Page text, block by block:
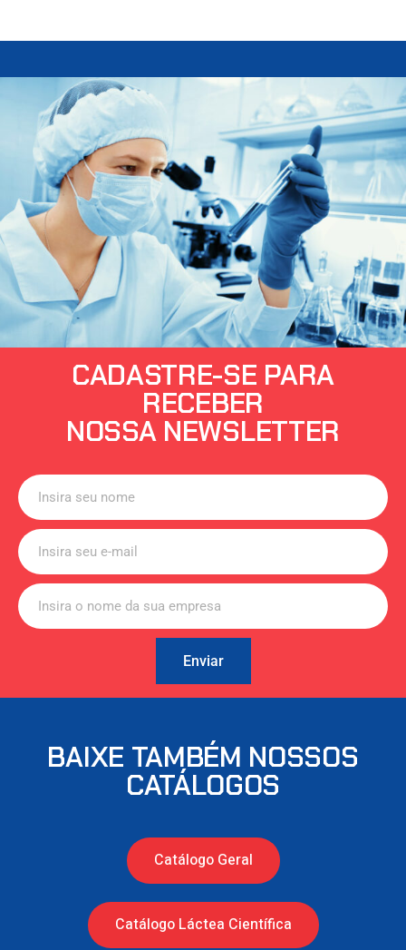
CADASTRE-SE PARA
RECEBER
NOSSA NEWSLETTER
Enviar
BAIXE TAMBÉM NOSSOS
CATÁLOGOS
Catálogo Geral
Catálogo Láctea Científica